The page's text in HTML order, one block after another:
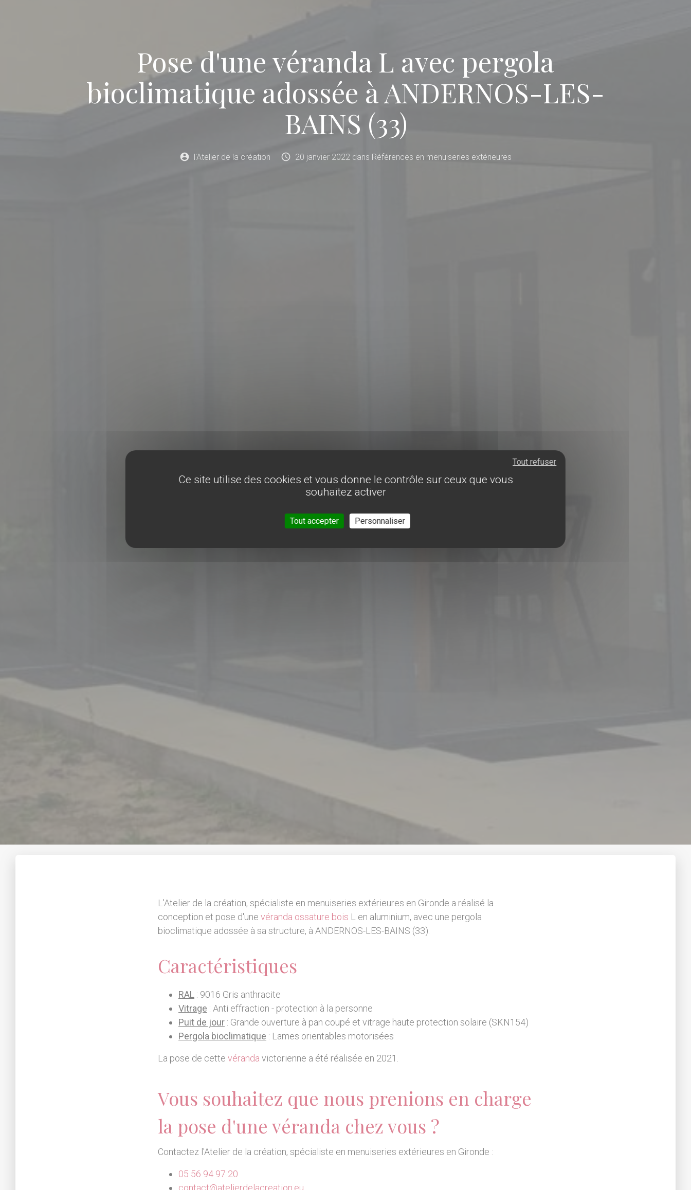
Pose d'une véranda L avec pergola
bioclimatique adossée à ANDERNOS-LES-
BAINS (33)
account_circle l'Atelier de la création schedule 20 janvier 2022 dans Références en menuiseries extérieures
L'Atelier de la création, spécialiste en menuiseries extérieures en Gironde a réalisé la
conception et pose d'une véranda ossature bois L en aluminium, avec une pergola
bioclimatique adossée à sa structure, à ANDERNOS-LES-BAINS (33).
Caractéristiques
RAL : 9016 Gris anthracite
Vitrage : Anti effraction - protection à la personne
Puit de jour : Grande ouverture à pan coupé et vitrage haute protection solaire (SKN154)
Pergola bioclimatique : Lames orientables motorisées
La pose de cette véranda victorienne a été réalisée en 2021.
Vous souhaitez que nous prenions en charge
la pose d'une véranda chez vous ?
Contactez l'Atelier de la création, spécialiste en menuiseries extérieures en Gironde :
05 56 94 97 20
contact@atelierdelacreation.eu
Ce site utilise des cookies et vous donne le contrôle sur ceux que vous
souhaitez activer
Tout accepter
Tout refuser
Personnaliser